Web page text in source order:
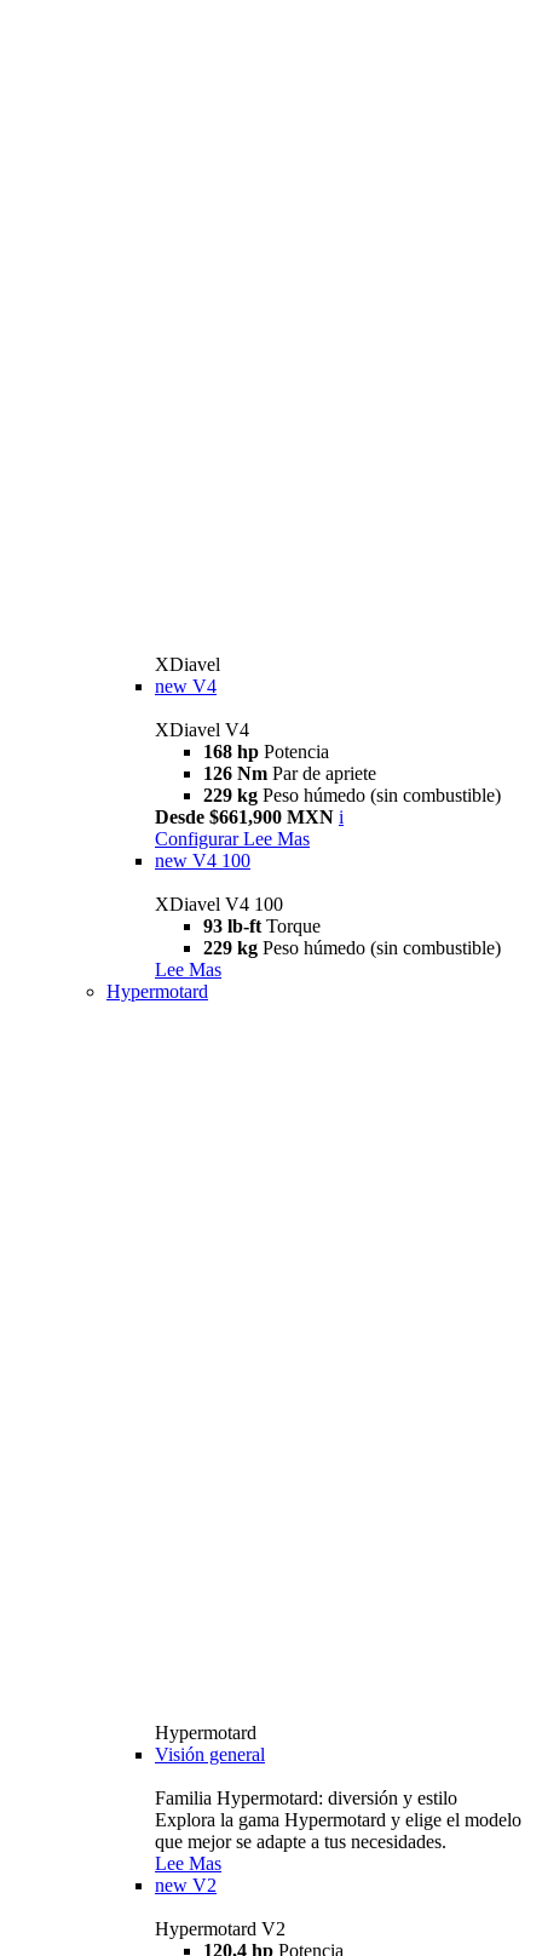
XDiavel
new V4
XDiavel V4
168 hp Potencia
126 Nm Par de apriete
229 kg Peso húmedo (sin combustible)
Desde $661,900 MXN i
Configurar Lee Mas
new V4 100
XDiavel V4 100
93 lb-ft Torque
229 kg Peso húmedo (sin combustible)
Lee Mas
Hypermotard
Hypermotard
Visión general
Familia Hypermotard: diversión y estilo
Explora la gama Hypermotard y elige el modelo
que mejor se adapte a tus necesidades.
Lee Mas
new V2
Hypermotard V2
120,4 hp Potencia